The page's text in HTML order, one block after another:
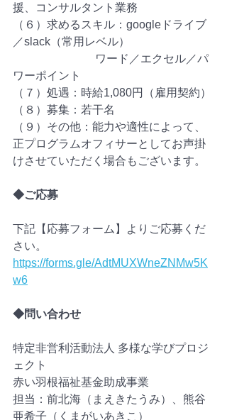
援、コンサルタント業務
（６）求めるスキル：googleドライブ
／slack（常用レベル）
ワーポイント
（７）処遇：時給1,080円（雇用契約）
（８）募集：若干名
（９）その他：能力や適性によって、
正プログラムオフィサーとしてお声掛
けさせていただく場合もございます。
◆ご応募
下記【応募フォーム】よりご応募くだ
さい。
https://forms.gle/AdtMUXWneZNMw5K
w6
◆問い合わせ
特定非営利活動法人 多様な学びプロジ
ェクト
赤い羽根福祉基金助成事業
担当：前北海（まえきたうみ）、熊谷
亜希子（くまがいあきこ）